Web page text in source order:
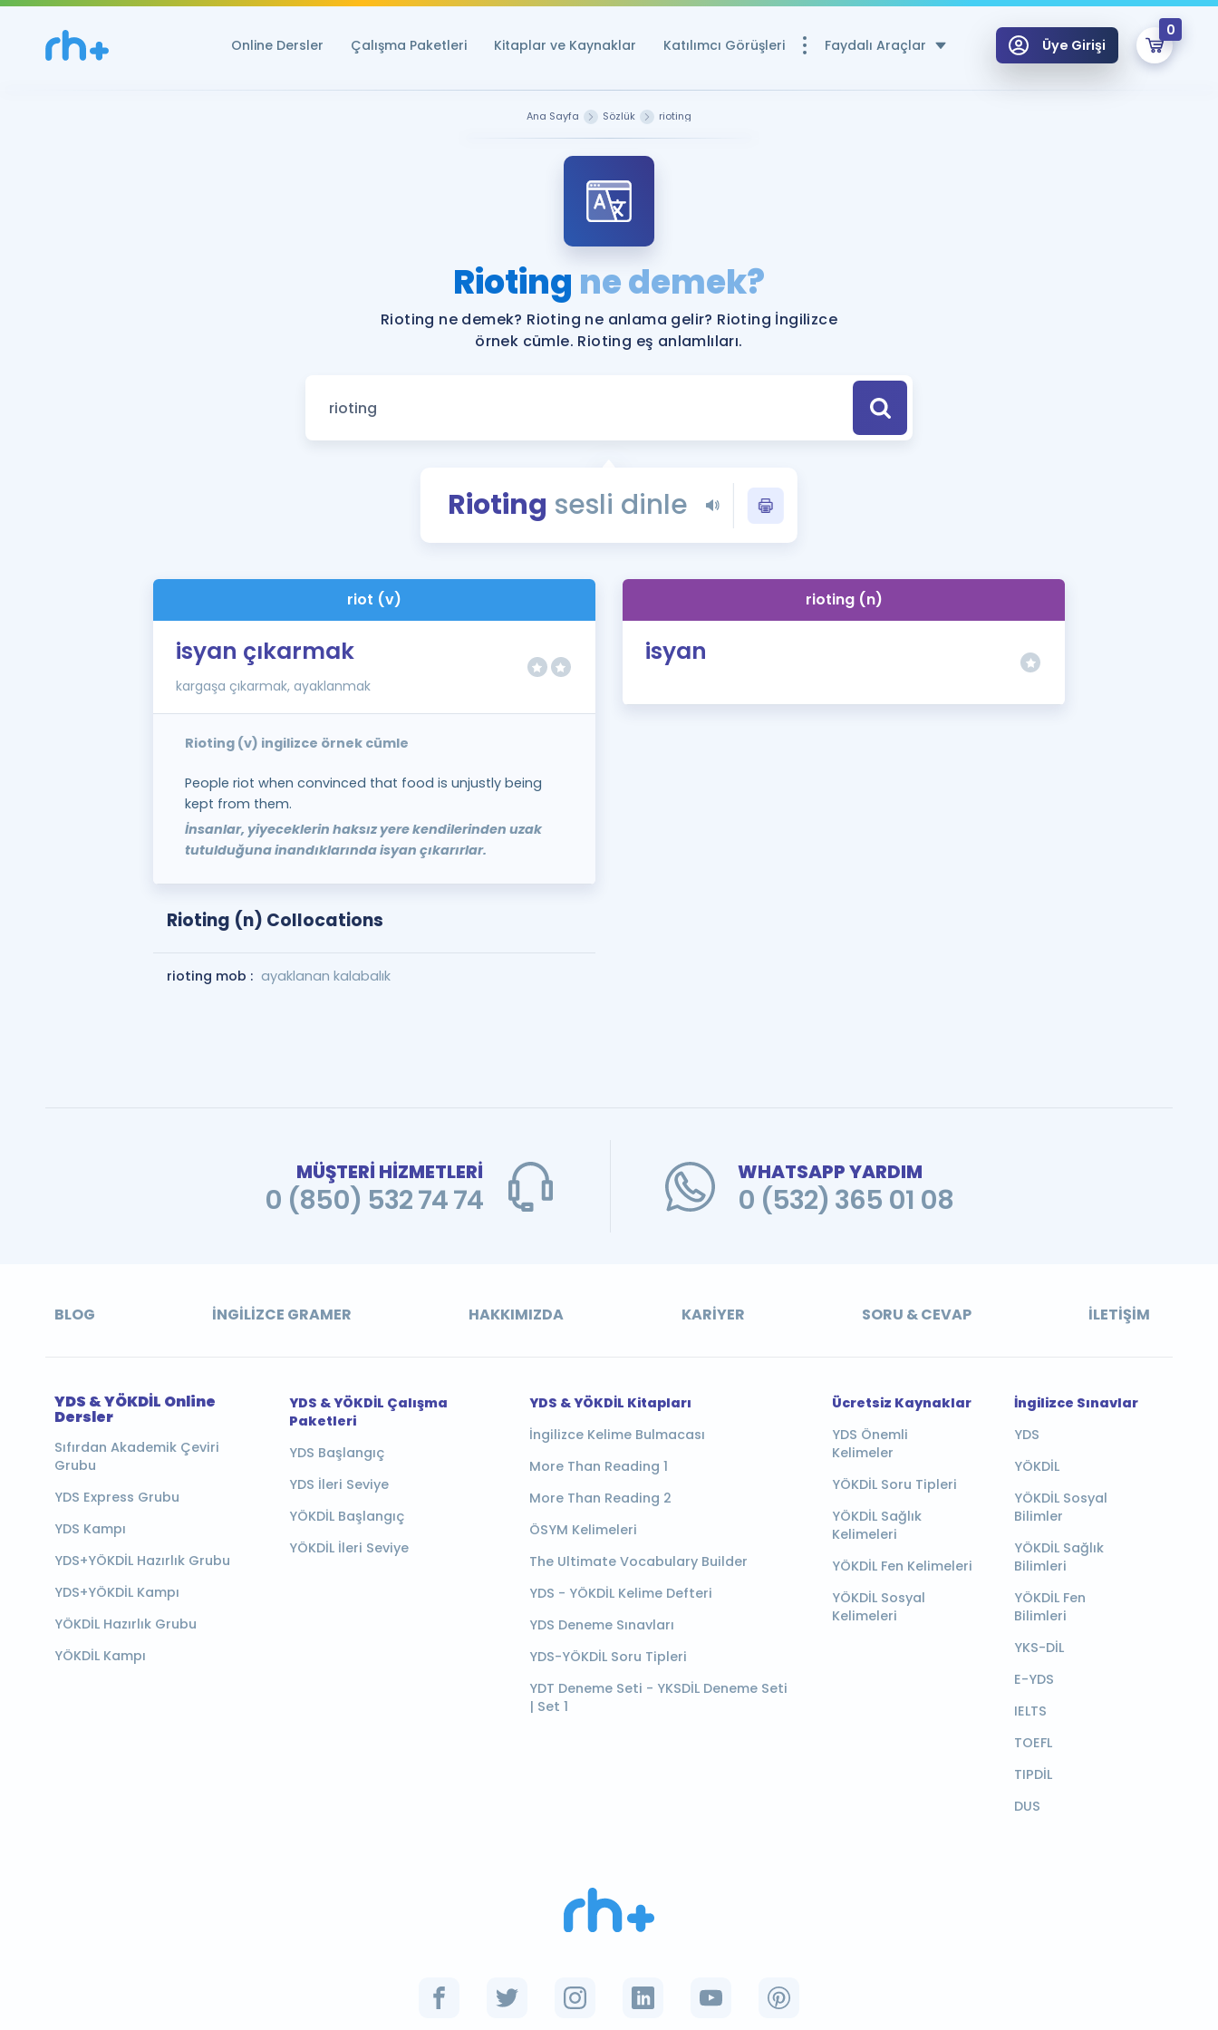
Online Dersler Çalışma Paketleri Kitaplar ve Kaynaklar Katılımcı Görüşleri Faydalı Araçlar
YDS ve YÖKDİL Puan Hesaplama Aracı
Rehberlik Aracı
YDS ve YÖKDİL'e Hazırlananlar için Öneriler
Tüm ÖSYM Sınavları Tek Takvimde
YDS - YÖKDİL Tüm Sınavlarla İlgili Haberler
İngilizce Gramer
Üye Girişi
0
Ana Sayfa Sözlük rioting
Rioting ne demek?
Rioting ne demek? Rioting ne anlama gelir? Rioting İngilizce
örnek cümle. Rioting eş anlamlıları.
Rioting sesli dinle
riot (v)
isyan çıkarmak
kargaşa çıkarmak, ayaklanmak
Rioting (v) ingilizce örnek cümle
People riot when convinced that food is unjustly being
kept from them.
İnsanlar, yiyeceklerin haksız yere kendilerinden uzak
tutulduğuna inandıklarında isyan çıkarırlar.
Rioting (n) Collocations
rioting mob : ayaklanan kalabalık
rioting (n)
isyan
MÜŞTERİ HİZMETLERİ
0 (850) 532 74 74
WHATSAPP YARDIM
0 (532) 365 01 08
BLOG İNGILIZCE GRAMER HAKKIMIZDA KARIYER SORU & CEVAP İLETIŞIM
YDS & YÖKDİL Online
Dersler
Sıfırdan Akademik Çeviri
Grubu
YDS Express Grubu
YDS Kampı
YDS+YÖKDİL Hazırlık Grubu
YDS+YÖKDİL Kampı
YÖKDİL Hazırlık Grubu
YÖKDİL Kampı
YDS & YÖKDİL Çalışma
Paketleri
YDS Başlangıç
YDS İleri Seviye
YÖKDİL Başlangıç
YÖKDİL İleri Seviye
YDS & YÖKDİL Kitapları
İngilizce Kelime Bulmacası
More Than Reading 1
More Than Reading 2
ÖSYM Kelimeleri
The Ultimate Vocabulary Builder
YDS - YÖKDİL Kelime Defteri
YDS Deneme Sınavları
YDS-YÖKDİL Soru Tipleri
YDT Deneme Seti - YKSDİL Deneme Seti
| Set 1
Ücretsiz Kaynaklar
YDS Önemli
Kelimeler
YÖKDİL Soru Tipleri
YÖKDİL Sağlık
Kelimeleri
YÖKDİL Fen Kelimeleri
YÖKDİL Sosyal
Kelimeleri
İngilizce Sınavlar
YDS
YÖKDİL
YÖKDİL Sosyal
Bilimler
YÖKDİL Sağlık
Bilimleri
YÖKDİL Fen
Bilimleri
YKS-DİL
E-YDS
IELTS
TOEFL
TIPDİL
DUS